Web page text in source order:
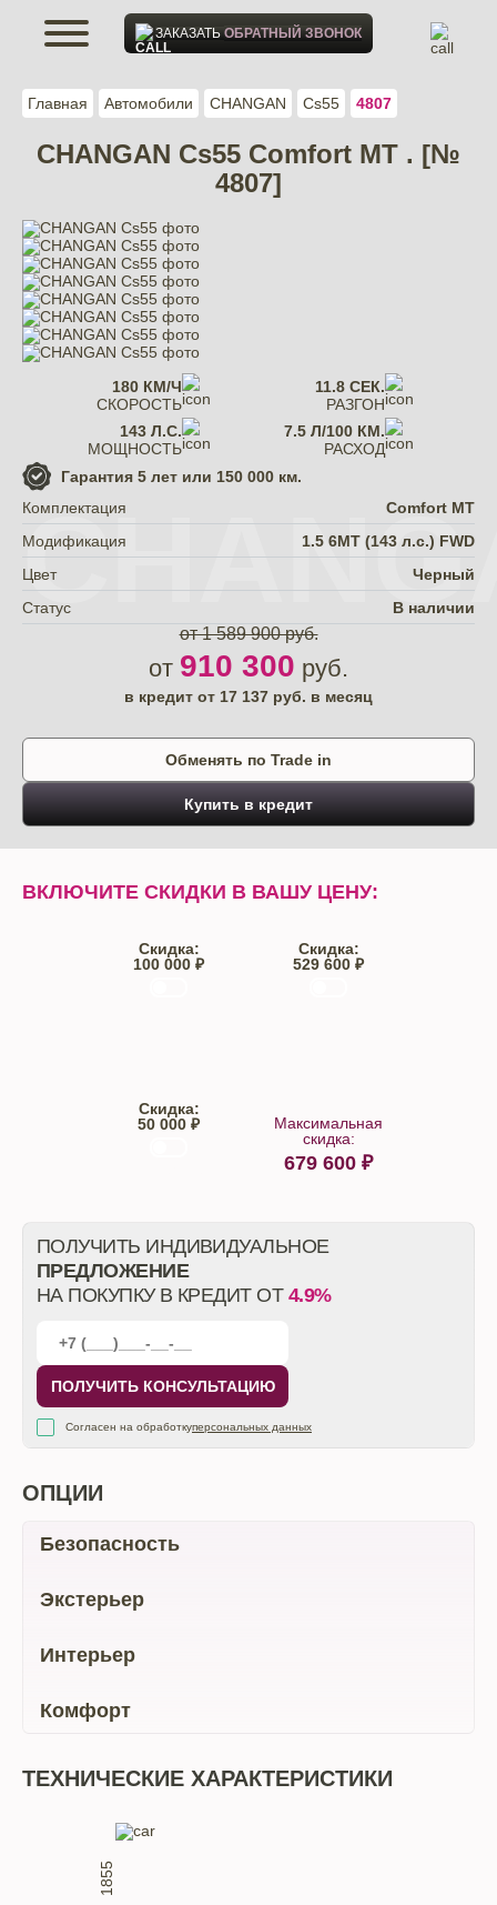
Главная Автомобили CHANGAN Cs55 4807
CHANGAN Cs55 Comfort МТ . [№
4807]
Гарантия 5 лет или 150 000 км.
Комплектация
Comfort МТ
Модификация
1.5 6МТ (143 л.с.) FWD
Цвет
Черный
Статус
В наличии
от 1 589 900 руб.
от 910 300 руб.
в кредит от 17 137 руб. в месяц
180 КМ/Ч
СКОРОСТЬ
11.8 СЕК.
РАЗГОН
143 Л.С.
МОЩНОСТЬ
7.5 Л/100 КМ.
РАСХОД
Обменять по Trade in
Купить в кредит
ВКЛЮЧИТЕ СКИДКИ В ВАШУ ЦЕНУ:
Скидка:
100 000 ₽
Скидка:
529 600 ₽
Скидка:
50 000 ₽
Максимальная
скидка:
679 600 ₽
ПОЛУЧИТЬ ИНДИВИДУАЛЬНОЕ
ПРЕДЛОЖЕНИЕ
НА ПОКУПКУ В КРЕДИТ ОТ 4.9%
ПОЛУЧИТЬ КОНСУЛЬТАЦИЮ
Согласен на обработкуперсональных данных
ОПЦИИ
Безопасность
Экстерьер
Интерьер
Комфорт
ТЕХНИЧЕСКИЕ ХАРАКТЕРИСТИКИ
1855
ЗАКАЗАТЬОБРАТНЫЙ ЗВОНОК